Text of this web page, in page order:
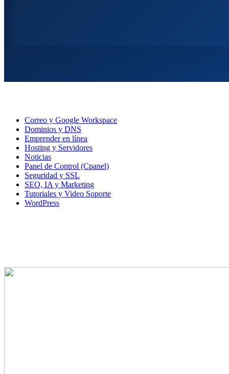
Correo y Google Workspace
Dominios y DNS
Emprender en línea
Hosting y Servidores
Noticias
Panel de Control (Cpanel)
Seguridad y SSL
SEO, IA y Marketing
Tutoriales y Video Soporte
WordPress